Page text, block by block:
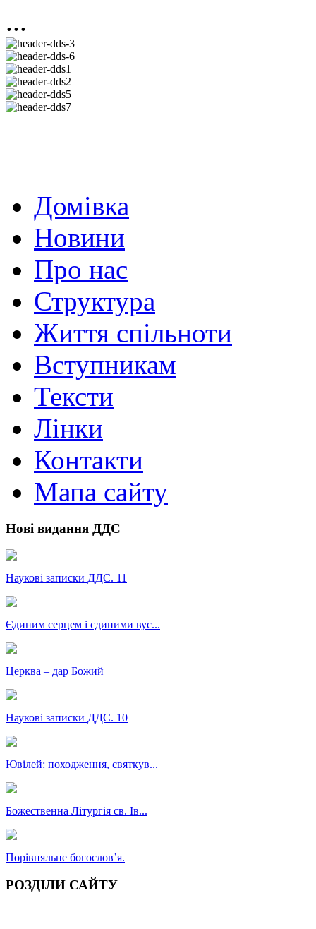
...
Домівка
Новини
Про нас
Структура
Життя спільноти
Вступникам
Тексти
Лінки
Контакти
Мапа сайту
Нові видання ДДС
Наукові записки ДДС. 11
Єдиним серцем і єдиними вус...
Церква – дар Божий
Наукові записки ДДС. 10
Ювілей: походження, святкув...
Божественна Літургія св. Ів...
Порівняльне богословʼя.
РОЗДІЛИ САЙТУ